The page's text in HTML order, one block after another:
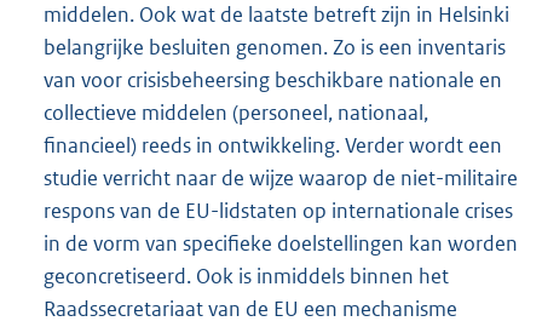
middelen. Ook wat de laatste betreft zijn in Helsinki
belangrijke besluiten genomen. Zo is een inventaris
van voor crisisbeheersing beschikbare nationale en
collectieve middelen (personeel, nationaal,
financieel) reeds in ontwikkeling. Verder wordt een
studie verricht naar de wijze waarop de niet-militaire
respons van de EU-lidstaten op internationale crises
in de vorm van specifieke doelstellingen kan worden
geconcretiseerd. Ook is inmiddels binnen het
Raadssecretariaat van de EU een mechanisme